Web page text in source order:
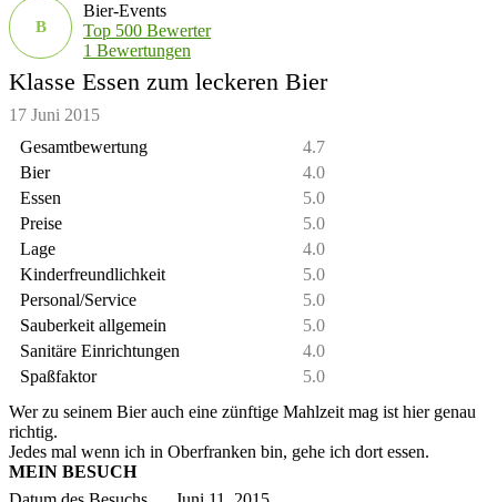
Klasse Essen zum leckeren Bier
17 Juni 2015
Gesamtbewertung
4.7
Bier
4.0
Essen
5.0
Preise
5.0
Lage
4.0
Kinderfreundlichkeit
5.0
Personal/Service
5.0
Sauberkeit allgemein
5.0
Sanitäre Einrichtungen
4.0
Spaßfaktor
5.0
Wer zu seinem Bier auch eine zünftige Mahlzeit mag ist hier genau
richtig.
Jedes mal wenn ich in Oberfranken bin, gehe ich dort essen.
MEIN BESUCH
B
Bier-Events
Top 500 Bewerter
1 Bewertungen